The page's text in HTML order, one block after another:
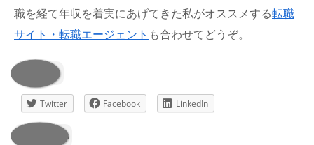
職を経て年収を着実にあげてきた私がオススメする転職
サイト・転職エージェント も合わせてどうぞ。
共有:
Twitter Facebook LinkedIn
いいね: